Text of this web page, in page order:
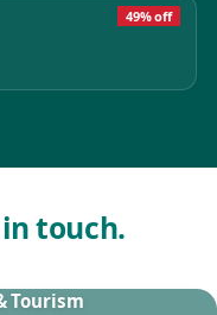
49% off
touch.
Tourism